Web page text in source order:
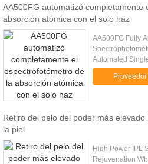
AA500FG automatizó completamente
absorción atómica con el solo haz
AA500FG Fully
Automated
Absorption
& Functions AA-
Retiro del pelo del poder más
la piel
High Power IPL
Rejuvenation